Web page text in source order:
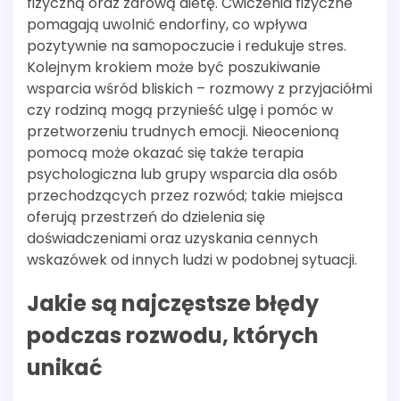
pomagają uwolnić endorfiny, co wpływa
pozytywnie na samopoczucie i redukuje stres.
Kolejnym krokiem może być poszukiwanie
wsparcia wśród bliskich – rozmowy z przyjaciółmi
czy rodziną mogą przynieść ulgę i pomóc w
przetworzeniu trudnych emocji. Nieocenioną
pomocą może okazać się także terapia
psychologiczna lub grupy wsparcia dla osób
przechodzących przez rozwód; takie miejsca
oferują przestrzeń do dzielenia się
doświadczeniami oraz uzyskania cennych
wskazówek od innych ludzi w podobnej sytuacji.
Jakie są najczęstsze błędy
podczas rozwodu, których
unikać